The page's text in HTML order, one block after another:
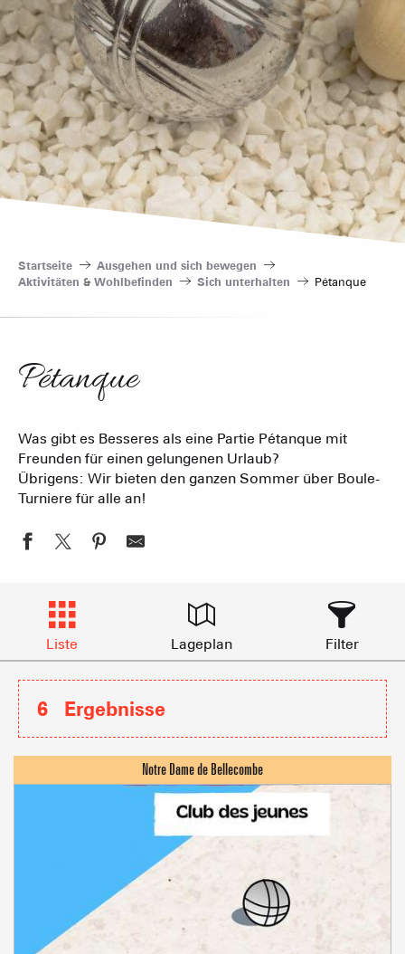
Startseite
Ausgehen und sich bewegen
Aktivitäten & Wohlbefinden
Sich unterhalten Pétanque
Pétanque
Was gibt es Besseres als eine Partie Pétanque mit
Freunden für einen gelungenen Urlaub?
Übrigens: Wir bieten den ganzen Sommer über Boule-
Turniere für alle an!
Liste Lageplan Filter
6 Ergebnisse